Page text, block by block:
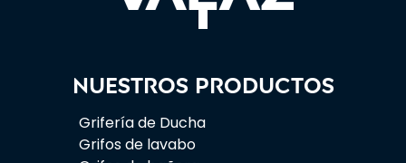
Nuestros productos
Grifería de Ducha
Grifos de lavabo